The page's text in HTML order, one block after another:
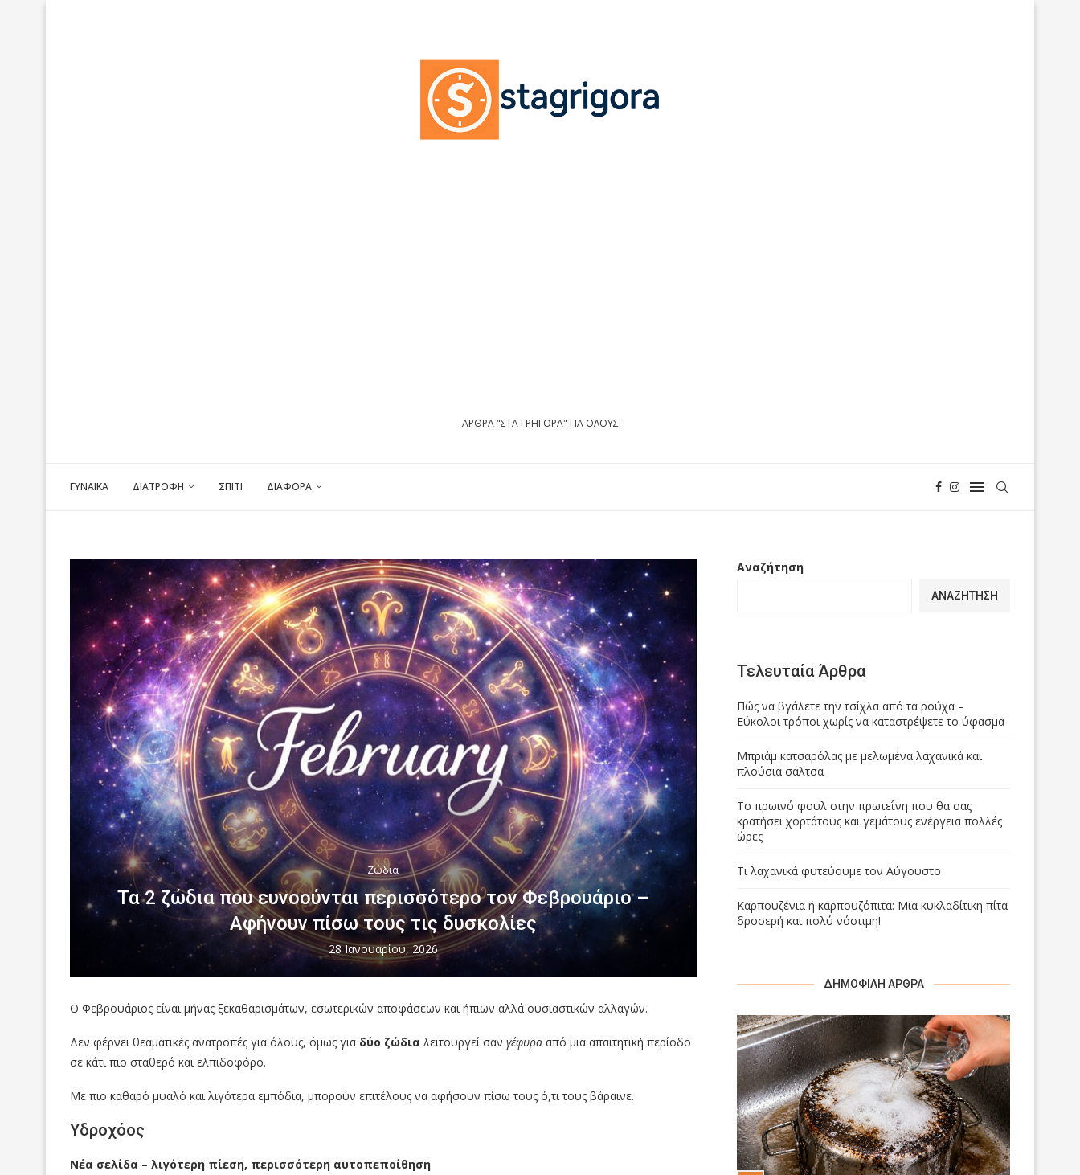
ΑΡΘΡΑ "ΣΤΑ ΓΡΗΓΟΡΑ" ΓΙΑ ΟΛΟΥΣ
ΓΥΝΑΙΚΑ ΔΙΑΤΡΟΦΗ ΣΠΙΤΙ ΔΙΑΦΟΡΑ
Ζώδια
Τα 2 ζώδια που ευνοούνται περισσότερο τον Φεβρουάριο –
Αφήνουν πίσω τους τις δυσκολίες
28 Ιανουαρίου, 2026
Ο Φεβρουάριος είναι μήνας ξεκαθαρισμάτων, εσωτερικών αποφάσεων και ήπιων αλλά ουσιαστικών αλλαγών.
Δεν φέρνει θεαματικές ανατροπές για όλους, όμως για δύο ζώδια λειτουργεί σαν γέφυρα από μια απαιτητική περίοδο
σε κάτι πιο σταθερό και ελπιδοφόρο.
Με πιο καθαρό μυαλό και λιγότερα εμπόδια, μπορούν επιτέλους να αφήσουν πίσω τους ό,τι τους βάραινε.
Υδροχόος
Νέα σελίδα – λιγότερη πίεση, περισσότερη αυτοπεποίθηση
Αναζήτηση
ΑΝΑΖΉΤΗΣΗ
Τελευταία Άρθρα
Πώς να βγάλετε την τσίχλα από τα ρούχα –
Εύκολοι τρόποι χωρίς να καταστρέψετε το ύφασμα
Μπριάμ κατσαρόλας με μελωμένα λαχανικά και
πλούσια σάλτσα
Το πρωινό φουλ στην πρωτεΐνη που θα σας
κρατήσει χορτάτους και γεμάτους ενέργεια πολλές
ώρες
Τι λαχανικά φυτεύουμε τον Αύγουστο
Καρπουζένια ή καρπουζόπιτα: Μια κυκλαδίτικη πίτα
δροσερή και πολύ νόστιμη!
ΔΗΜΟΦΙΛΉ ΆΡΘΡΑ